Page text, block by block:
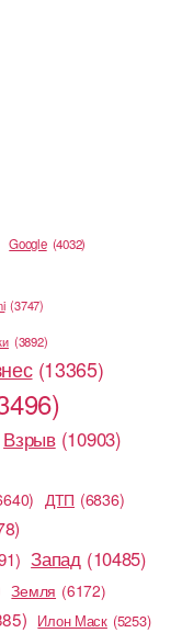
Google (4032)
(3747)
(3892)
(13365)
Взрыв (10903)
ДТП (6836)
Запад (10485)
Земля (6172)
Илон Маск (5253)